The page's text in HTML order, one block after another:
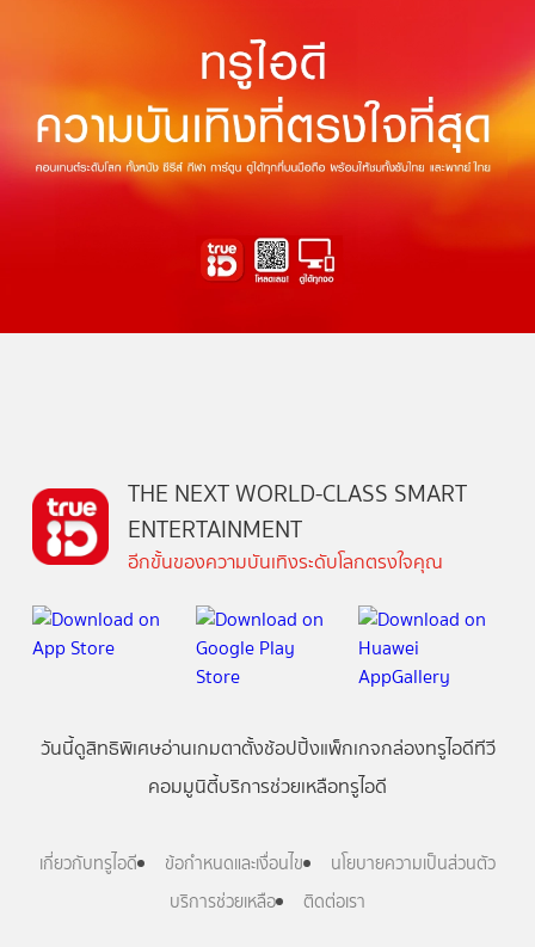
THE NEXT WORLD-CLASS SMART
ENTERTAINMENT
อีกขั้นของความบันเทิงระดับโลกตรงใจคุณ
วันนี้ดูสิทธิพิเศษอ่านเกมตาตั้งช้อปปิ้งแพ็กเกจกล่องทรูไอดีทีวี
คอมมูนิตี้บริการช่วยเหลือทรูไอดี
เกี่ยวกับทรูไอดี ข้อกำหนดและเงื่อนไข
นโยบายความเป็นส่วนตัว
บริการช่วยเหลือ
ติดต่อเรา